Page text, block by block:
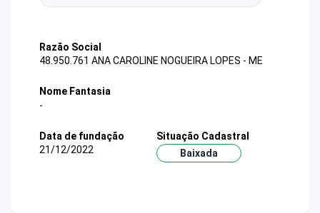
Razão Social
48.950.761 ANA CAROLINE NOGUEIRA LOPES - ME
Nome Fantasia
-
Data de fundação
21/12/2022
Situação Cadastral
Baixada